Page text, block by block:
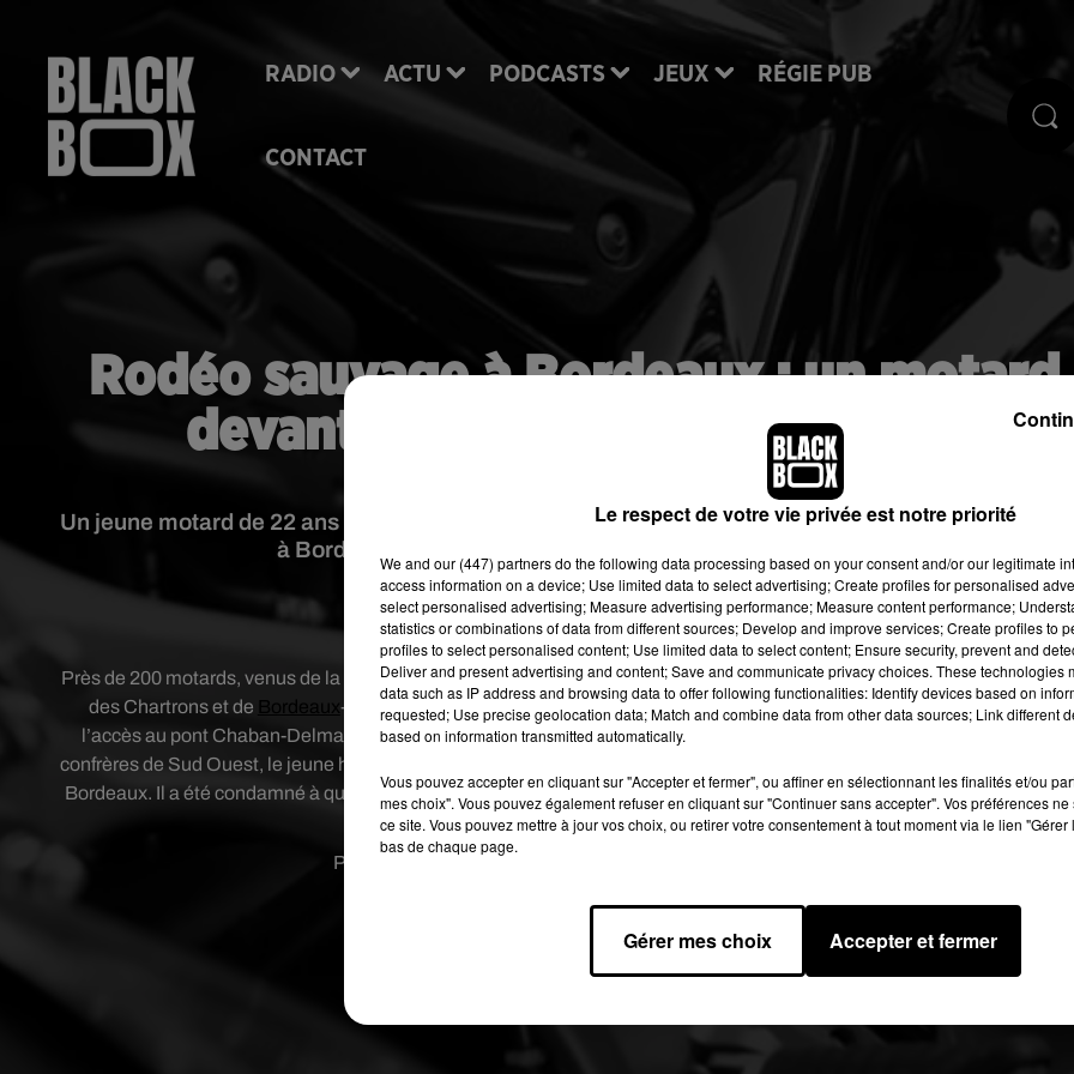
RADIO ACTU PODCASTS JEUX RÉGIE PUB
CONTACT
Rodéo sauvage à Bordeaux : un motard
devant le tribunal correctionnel
Publié : 25 septembre 2019 à 9h10 par Diane Charbonnel
Un jeune motard de 22 ans était jugé mardi pour avoir participé au rodéo sauvage organisé fin août
à Bordeaux. Il a été condamné à de la prison avec sursis.
Crédit image:Pixabay
Près de 200 motards, venus de la toute la France, avaient participé à cerodéo sauvage organisé fin août dans les
des Chartrons et de Bordeaux-Nord. Un seul motard avait pu être interpellé. L'homme de 22 ans avait tenté de forcer
l’accès au pont Chaban-Delmas qui avait été fermé par la police pour tenter de mettre fin à ce rodéo urbain. Selon nos
confrères de Sud Ouest, le jeune homme, originaire de la région parisienne, était jugé mardi par le tribunal correctionnel
Bordeaux. Il a été condamné à quatre mois de prison avec sursis et à deux de suspension du permis de conduire. Sa
ne lui a pas été confisquée.
Le respect de votre vie privée est notre priorité
We and our (447) partnersdo the following data processing based on your consent and/or our legitimate
access information on a device; Use limited data to select advertising; Create profiles for personalised
select personalised advertising; Measure advertising performance; Measure content performance;
statistics or combinations of data from different sources; Develop and improve services; Create profiles to
profiles to select personalised content; Use limited data to select content; Ensure security, prevent and
Deliver and present advertising and content; Save and communicate privacy choices. These technologies
data such as IP address and browsing data to offer following functionalities: Identify devices based on
requested; Use precise geolocation data; Match and combine data from other data sources; Link different
based on information transmitted automatically.
Vous pouvez accepter en cliquant sur "Accepter et fermer", ou affiner en sélectionnant les finalités et/ou
mes choix". Vous pouvez également refuser en cliquant sur "Continuer sans accepter". Vos préférences
ce site. Vous pouvez mettre à jour vos choix, ou retirer votre consentement à tout moment via le lien
bas de chaque page.
Gérer mes choix Accepter et fermer